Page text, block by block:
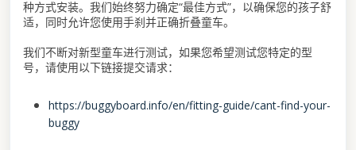
种方式安装。我们始终努力确定“最佳方式”，以确保您的孩子舒
适，同时允许您使用手刹并正确折叠童车。
我们不断对新型童车进行测试，如果您希望测试您特定的型
号，请使用以下链接提交请求：
https://buggyboard.info/en/fitting-guide/cant-find-your-
buggy